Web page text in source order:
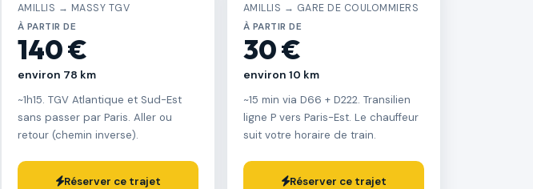
AMILLIS → MASSY TGV
À PARTIR DE
140 €
environ 78 km
~1h15. TGV Atlantique et Sud-Est
sans passer par Paris. Aller ou
retour (chemin inverse).
Réserver ce trajet
AMILLIS → GARE DE COULOMMIERS
À PARTIR DE
30 €
environ 10 km
~15 min via D66 + D222. Transilien
ligne P vers Paris-Est. Le chauffeur
suit votre horaire de train.
Réserver ce trajet